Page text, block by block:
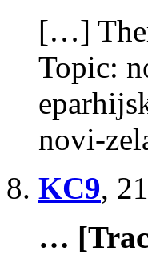
[…]
Topic:
novi-
KC9,
…